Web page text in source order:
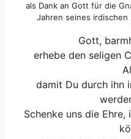
als Dank an Gott für die
Jahren seines
Gott,
erhebe den seligen
damit Du durch ihn
Schenke uns die